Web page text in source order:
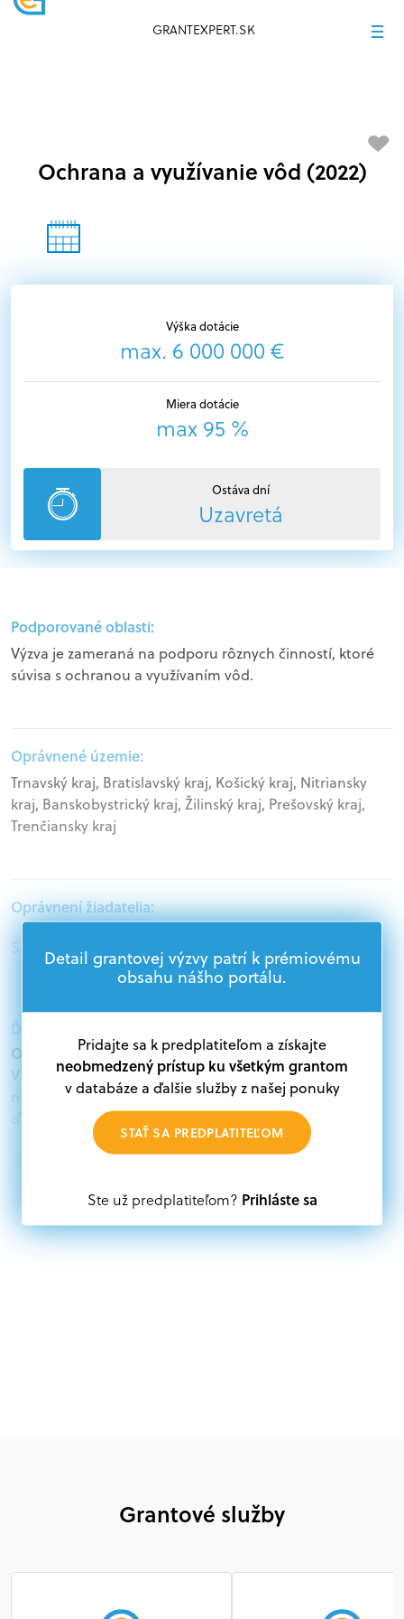
GRANTEXPERT.SK
Výška dotácie
max. 6 000 000 €
Miera dotácie
max 95 %
Ostáva dní
Uzavretá
Ochrana a využívanie vôd (2022)
Podporované oblasti:
Výzva je zameraná na podporu rôznych činností, ktoré
súvisa s ochranou a využívaním vôd.
Oprávnené územie:
Trnavský kraj, Bratislavský kraj, Košický kraj, Nitriansky
kraj, Banskobystrický kraj, Žilinský kraj, Prešovský kraj,
Trenčiansky kraj
Oprávnení žiadatelia:
Samospráva
Ďalšie informácie:
Oprávnení žiadatelia:
V databáze grantov a dotácií na portáli Grantexpert.sk
nájdete aktuálne výzvy z eurofondov, plánu obnovy a
ďalších zdrojov.
Oprávnení partneri:
subjekt, komerčný alebo nekomerčný, ako aj
mimovládne organizácie zriadené ako právnická osoba v
Nórsku alebo na Slovensku, alebo akákoľvek
Detail grantovej výzvy patrí k prémiovému
obsahu nášho portálu.
Pridajte sa k predplatiteľom a získajte
neobmedzený prístup ku všetkým grantom
v databáze a ďalšie služby z našej ponuky
STAŤ SA PREDPLATITEĽOM
Ste už predplatiteľom? Prihláste sa
Grantové služby